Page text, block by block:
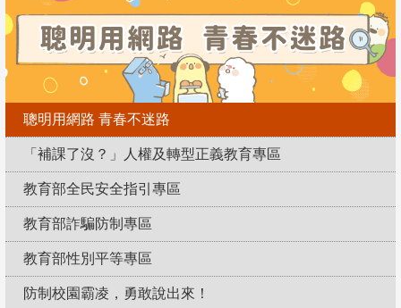
聰明用網路 青春不迷路
「補課了沒？」人權及轉型正義教育專區
教育部全民安全指引專區
教育部詐騙防制專區
教育部性別平等專區
防制校園霸凌，勇敢說出來！